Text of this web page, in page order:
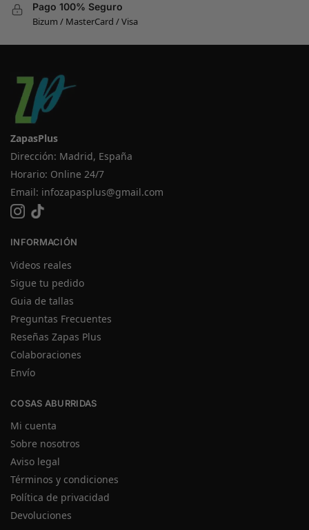
Pago 100% Seguro
Bizum / MasterCard / Visa
ZapasPlus
Dirección: Madrid, España
Horario: Online 24/7
Email: infozapasplus@gmail.com
INFORMACIÓN
Videos reales
Sigue tu pedido
Guia de tallas
Preguntas Frecuentes
Reseñas Zapas Plus
Colaboraciones
Envío
COSAS ABURRIDAS
Mi cuenta
Sobre nosotros
Aviso legal
Términos y condiciones
Política de privacidad
Devoluciones